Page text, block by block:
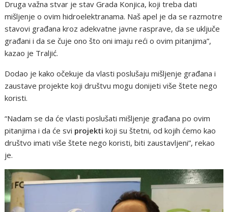
Druga važna stvar je stav Grada Konjica, koji treba dati
mišljenje o ovim hidroelektranama. Naš apel je da se razmotre
stavovi građana kroz adekvatne javne rasprave, da se uključe
građani i da se čuje ono što oni imaju reći o ovim pitanjima”,
kazao je Traljić.
Dodao je kako očekuje da vlasti poslušaju mišljenje građana i
zaustave projekte koji društvu mogu donijeti više štete nego
koristi.
“Nadam se da će vlasti poslušati mišljenje građana po ovim
pitanjima i da će svi projekti koji su štetni, od kojih ćemo kao
društvo imati više štete nego koristi, biti zaustavljeni”, rekao
je.